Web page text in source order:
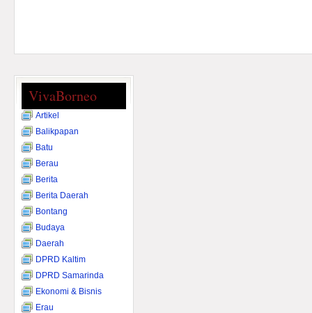
VivaBorneo
Artikel
Balikpapan
Batu
Berau
Berita
Berita Daerah
Bontang
Budaya
Daerah
DPRD Kaltim
DPRD Samarinda
Ekonomi & Bisnis
Erau